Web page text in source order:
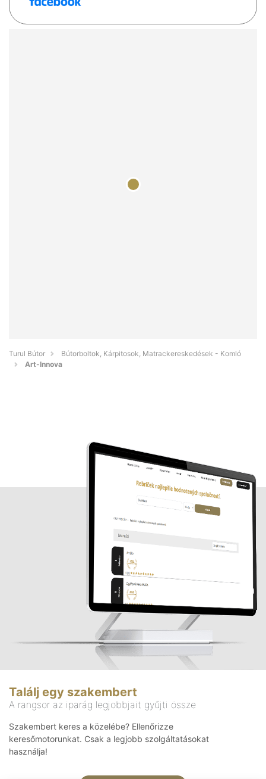
Turul Bútor
Bútorboltok, Kárpitosok, Matrackereskedések - Komló
Art-Innova
Találj egy szakembert
A rangsor az iparág legjobbjait gyűjti össze
Szakembert keres a közelébe? Ellenőrizze
keresőmotorunkat. Csak a legjobb szolgáltatásokat
használja!